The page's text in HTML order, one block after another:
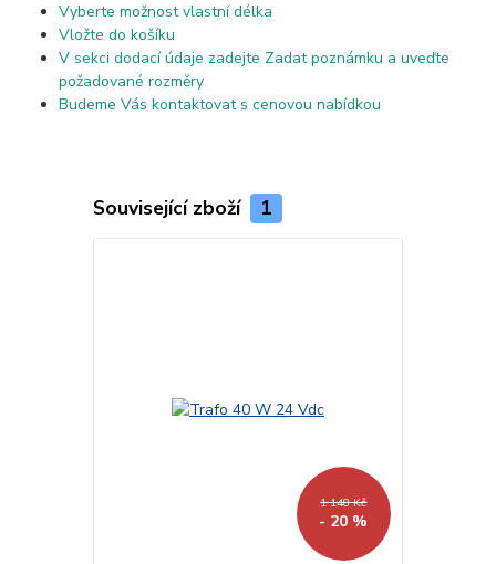
Vyberte možnost vlastní délka
Vložte do košíku
V sekci dodací údaje zadejte Zadat poznámku a uveďte
požadované rozměry
Budeme Vás kontaktovat s cenovou nabídkou
Související zboží 1
1 148 Kč
- 20 %